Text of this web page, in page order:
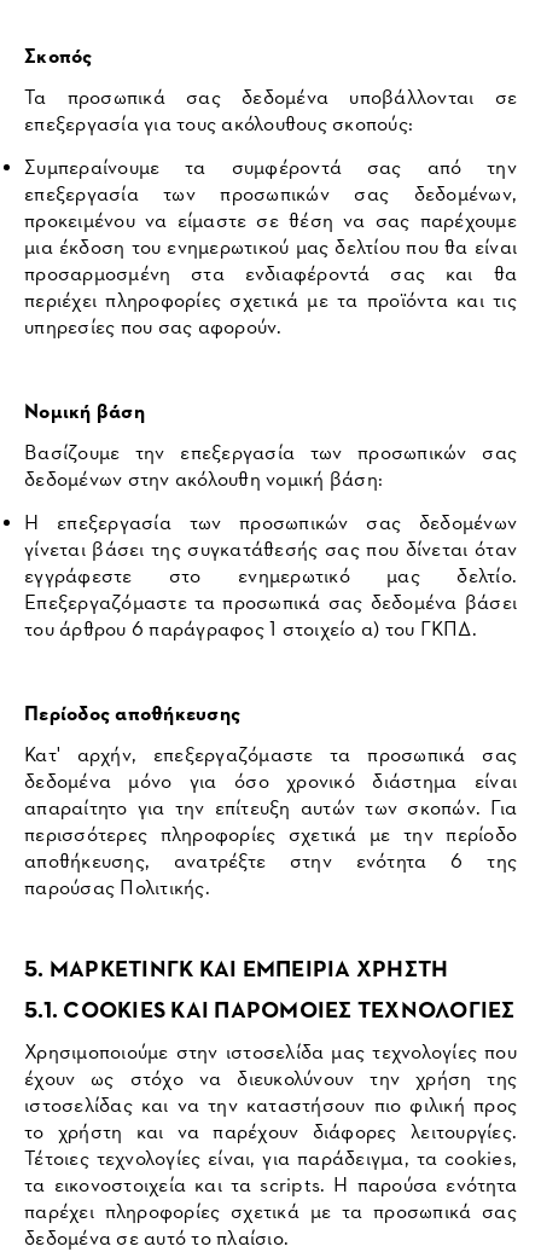
Σκοπός
Τα προσωπικά σας δεδομένα υποβάλλονται σε
επεξεργασία για τους ακόλουθους σκοπούς:
Συμπεραίνουμε τα συμφέροντά σας από την
επεξεργασία των προσωπικών σας δεδομένων,
προκειμένου να είμαστε σε θέση να σας παρέχουμε
μια έκδοση του ενημερωτικού μας δελτίου που θα είναι
προσαρμοσμένη στα ενδιαφέροντά σας και θα
περιέχει πληροφορίες σχετικά με τα προϊόντα και τις
υπηρεσίες που σας αφορούν.
Νομική βάση
Βασίζουμε την επεξεργασία των προσωπικών σας
δεδομένων στην ακόλουθη νομική βάση:
Η επεξεργασία των προσωπικών σας δεδομένων
γίνεται βάσει της συγκατάθεσής σας που δίνεται όταν
εγγράφεστε στο ενημερωτικό μας δελτίο.
Επεξεργαζόμαστε τα προσωπικά σας δεδομένα βάσει
του άρθρου 6 παράγραφος 1 στοιχείο α) του ΓΚΠΔ.
Περίοδος αποθήκευσης
Κατ' αρχήν, επεξεργαζόμαστε τα προσωπικά σας
δεδομένα μόνο για όσο χρονικό διάστημα είναι
απαραίτητο για την επίτευξη αυτών των σκοπών. Για
περισσότερες πληροφορίες σχετικά με την περίοδο
αποθήκευσης, ανατρέξτε στην ενότητα 6 της
παρούσας Πολιτικής.
5. ΜΑΡΚΕΤΙΝΓΚ ΚΑΙ ΕΜΠΕΙΡΙΑ ΧΡΗΣΤΗ
5.1. COOKIES ΚΑΙ ΠΑΡΟΜΟΙΕΣ ΤΕΧΝΟΛΟΓΙΕΣ
Χρησιμοποιούμε στην ιστοσελίδα μας τεχνολογίες που
έχουν ως στόχο να διευκολύνουν την χρήση της
ιστοσελίδας και να την καταστήσουν πιο φιλική προς
το χρήστη και να παρέχουν διάφορες λειτουργίες.
Τέτοιες τεχνολογίες είναι, για παράδειγμα, τα cookies,
τα εικονοστοιχεία και τα scripts. Η παρούσα ενότητα
παρέχει πληροφορίες σχετικά με τα προσωπικά σας
δεδομένα σε αυτό το πλαίσιο.